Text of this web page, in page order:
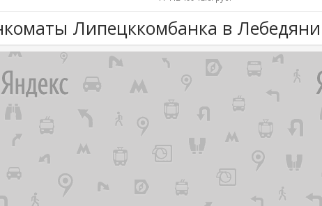
Липецккомбанка в Лебедяни